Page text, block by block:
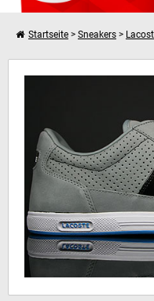
Dein
Startseite > Sneakers >
Lacoste Europa Lace NK SPM